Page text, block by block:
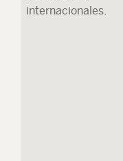
internacionales.